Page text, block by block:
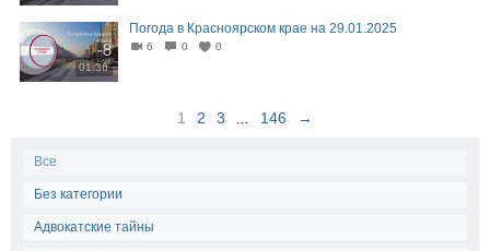
01:36
Погода в Красноярском крае на 29.01.2025
6 0 0
1 2 3 146 →
Все
Без категории
Адвокатские тайны